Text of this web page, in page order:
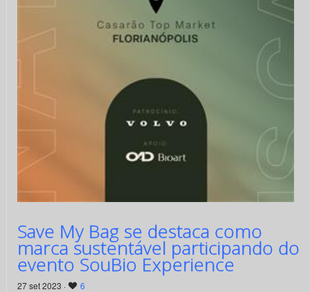
Save My Bag se destaca como
marca sustentável participando do
evento SouBio Experience
27 set 2023 · 6